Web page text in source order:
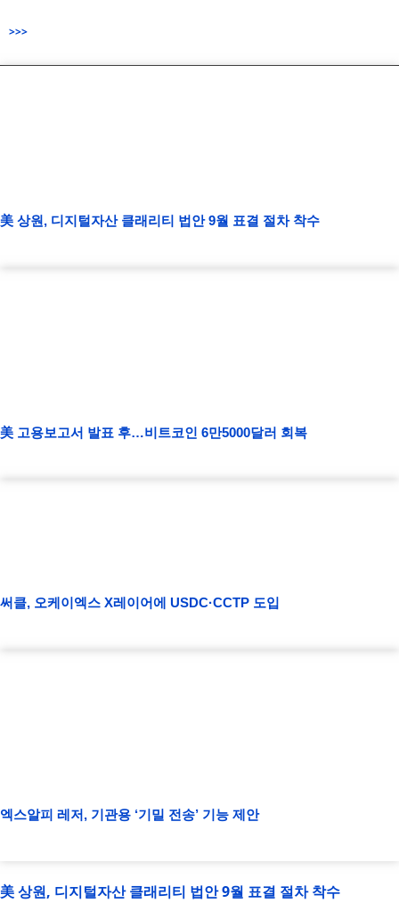
>>>
美 상원, 디지털자산 클래리티 법안 9월 표결 절차 착수
美 고용보고서 발표 후…비트코인 6만5000달러 회복
써클, 오케이엑스 X레이어에 USDC·CCTP 도입
엑스알피 레저, 기관용 ‘기밀 전송’ 기능 제안
美 상원, 디지털자산 클래리티 법안 9월 표결 절차 착수